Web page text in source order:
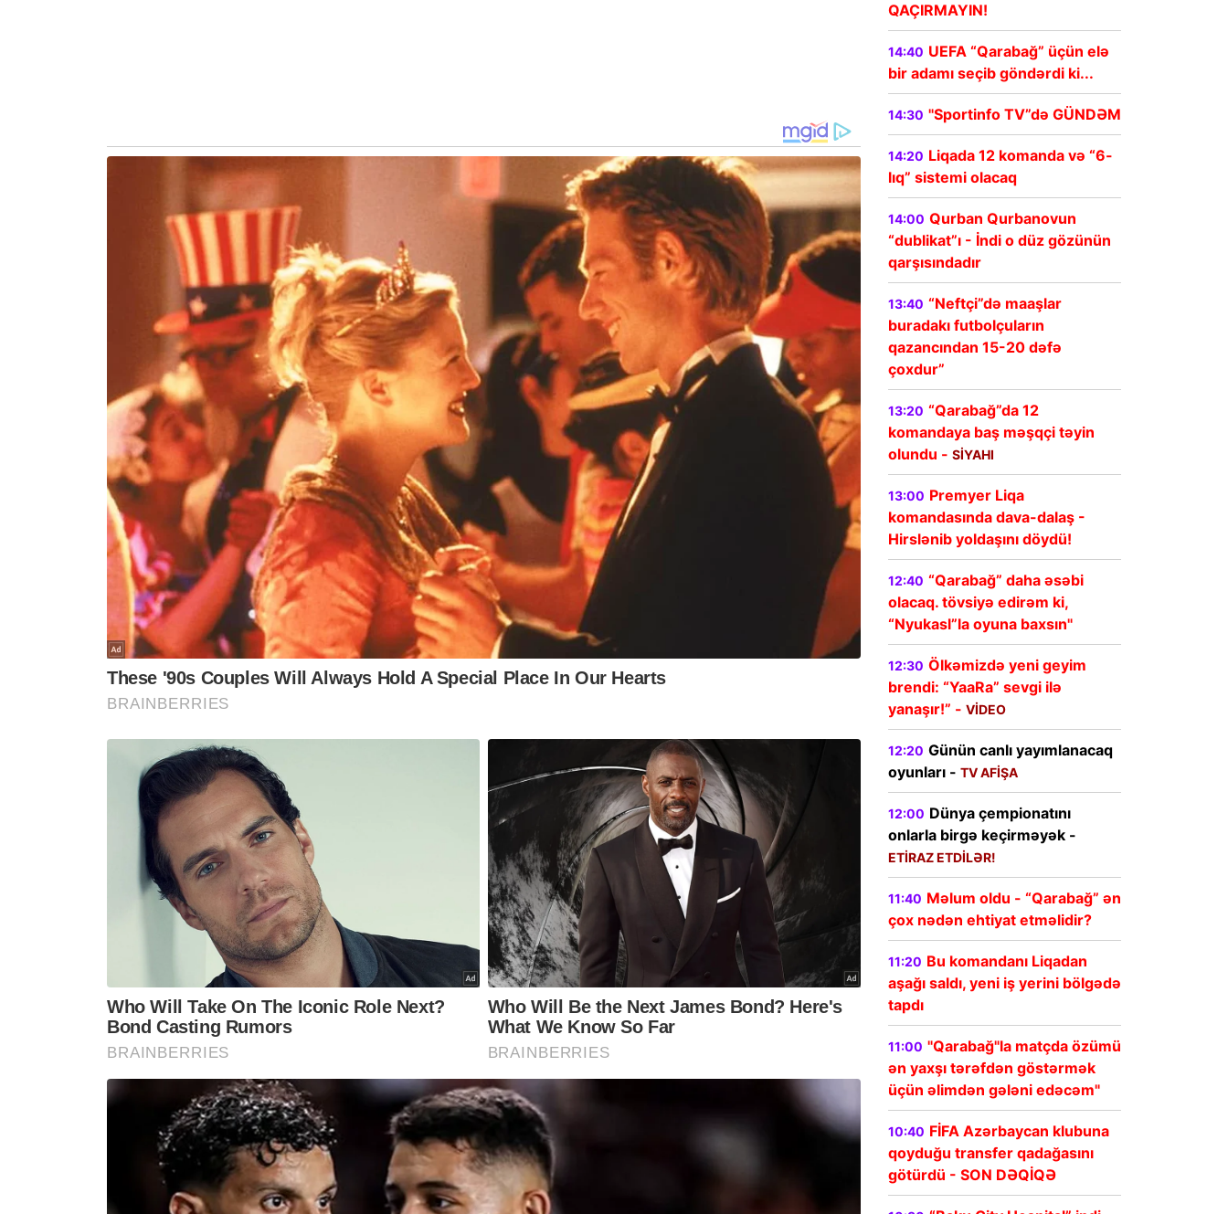
QAÇIRMAYIN!
14:40 UEFA “Qarabağ” üçün elə
bir adamı seçib göndərdi ki...
14:30 "Sportinfo TV”də GÜNDƏM
14:20 Liqada 12 komanda və “6-
lıq” sistemi olacaq
14:00 Qurban Qurbanovun
“dublikat”ı - İndi o düz gözünün
qarşısındadır
13:40 “Neftçi”də maaşlar
buradakı futbolçuların
qazancından 15-20 dəfə
çoxdur”
13:20 “Qarabağ”da 12
komandaya baş məşqçi təyin
olundu - SİYAHI
13:00 Premyer Liqa
komandasında dava-dalaş -
Hirslənib yoldaşını döydü!
12:40 “Qarabağ” daha əsəbi
olacaq. tövsiyə edirəm ki,
“Nyukasl”la oyuna baxsın"
12:30 Ölkəmizdə yeni geyim
brendi: “YaaRa” sevgi ilə
yanaşır!” - VİDEO
12:20 Günün canlı yayımlanacaq
oyunları - TV AFİŞA
12:00 Dünya çempionatını
onlarla birgə keçirməyək -
ETİRAZ ETDİLƏR!
11:40 Məlum oldu - “Qarabağ” ən
çox nədən ehtiyat etməlidir?
11:20 Bu komandanı Liqadan
aşağı saldı, yeni iş yerini bölgədə
tapdı
11:00 "Qarabağ"la matçda özümü
ən yaxşı tərəfdən göstərmək
üçün əlimdən gələni edəcəm"
10:40 FİFA Azərbaycan klubuna
qoyduğu transfer qadağasını
götürdü - SON DƏQİQƏ